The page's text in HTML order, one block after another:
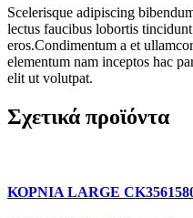
Scelerisque adipiscing
lectus faucibus lobortis
eros.Condimentum a et
elementum nam inceptos hac
elit ut volutpat.
Σχετικά προϊόντα
Quick view
ΚΟΡΝΙΑ LARGE